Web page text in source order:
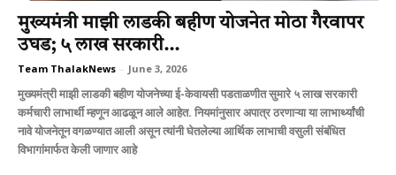
मुख्यमंत्री माझी लाडकी बहीण योजनेत मोठा गैरवापर
उघड; ५ लाख सरकारी...
Team ThalakNews - June 3, 2026
मुख्यमंत्री माझी लाडकी बहीण योजनेच्या ई-केवायसी पडताळणीत सुमारे ५ लाख सरकारी
कर्मचारी लाभार्थी म्हणून आढळून आले आहेत. नियमांनुसार अपात्र ठरणाऱ्या या लाभार्थ्यांची
नावे योजनेतून वगळण्यात आली असून त्यांनी घेतलेल्या आर्थिक लाभाची वसुली संबंधित
विभागांमार्फत केली जाणार आहे